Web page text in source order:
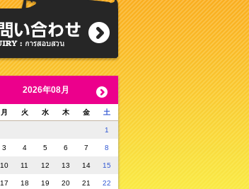
2026年08月
月 火 水 木 金 土
1
3 4 5 6 7 8
10 11 12 13 14 15
17 18 19 20 21 22